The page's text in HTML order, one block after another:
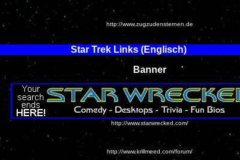
http://www.zugzudensternen.de
Star Trek Links (Englisch)
Banner
http://www.starwrecked.com/
http://www.krillmeed.com/forum/